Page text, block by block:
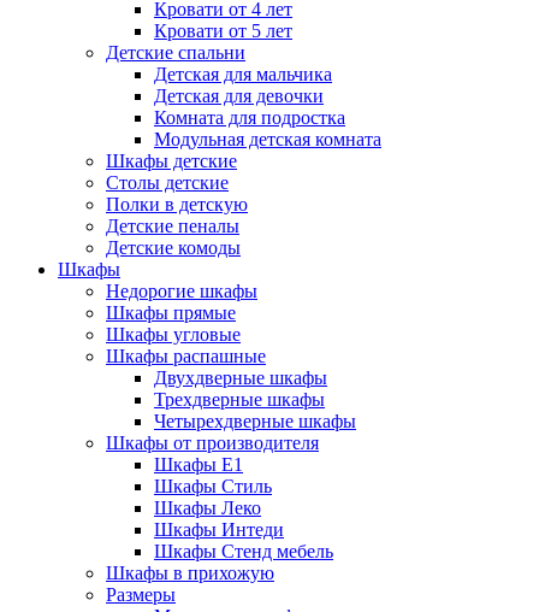
Кровати от 4 лет
Кровати от 5 лет
Детские спальни
Детская для мальчика
Детская для девочки
Комната для подростка
Модульная детская комната
Шкафы детские
Столы детские
Полки в детскую
Детские пеналы
Детские комоды
Шкафы
Недорогие шкафы
Шкафы прямые
Шкафы угловые
Шкафы распашные
Двухдверные шкафы
Трехдверные шкафы
Четырехдверные шкафы
Шкафы от производителя
Шкафы E1
Шкафы Стиль
Шкафы Леко
Шкафы Интеди
Шкафы Стенд мебель
Шкафы в прихожую
Размеры